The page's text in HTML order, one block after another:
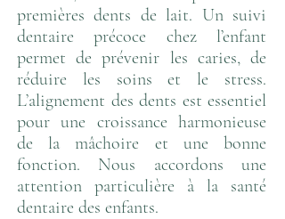
premières dents de lait. Un suivi
dentaire précoce chez l’enfant
permet de prévenir les caries, de
réduire les soins et le stress.
L’alignement des dents est essentiel
pour une croissance harmonieuse
de la mâchoire et une bonne
fonction. Nous accordons une
attention particulière à la santé
dentaire des enfants.